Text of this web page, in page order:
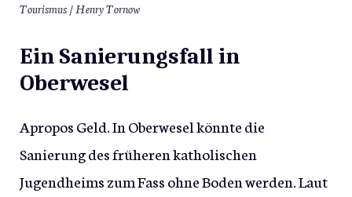
Tourismus / Henry Tornow
Ein Sanierungsfall in
Oberwesel
Apropos Geld. In Oberwesel könnte die
Sanierung des früheren katholischen
Jugendheims zum Fass ohne Boden werden. Laut